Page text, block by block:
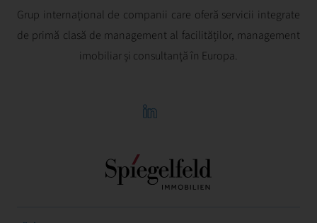
Grup internațional de companii care oferă servicii integrate
de primă clasă de management al facilităților, management
imobiliar și consultanță în Europa.